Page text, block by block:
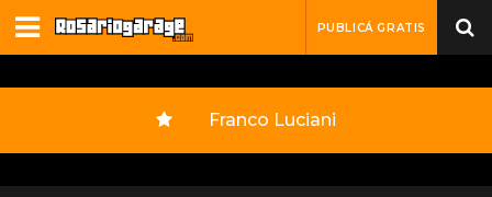
PUBLICÁ GRATIS
Franco Luciani